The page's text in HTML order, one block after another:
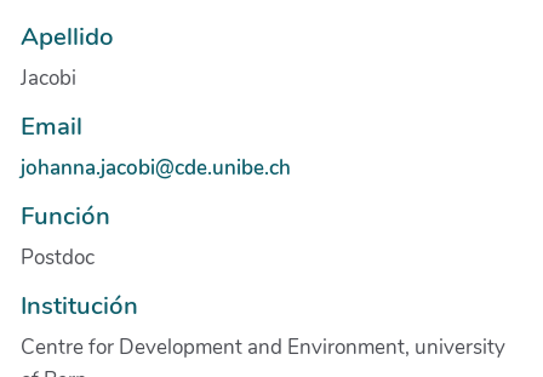
Apellido
Jacobi
Email
johanna.jacobi@cde.unibe.ch
Función
Postdoc
Institución
Centre for Development and Environment, university